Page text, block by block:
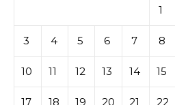
1
3 4 5 6 7 8
10 11 12 13 14 15
17 18 19 20 21 22